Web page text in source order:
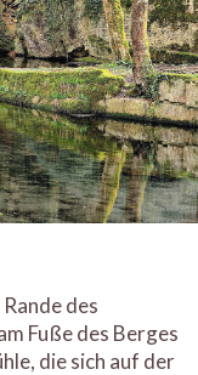
des
Fuße des Berges
die sich auf der